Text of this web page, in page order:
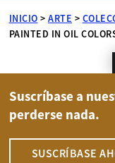
INICIO > ARTE >
PAINTED IN OIL
Suscríbase a
perderse nada.
SUSCRÍBASE